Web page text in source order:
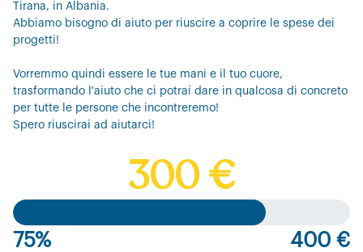
Tirana, in Albania.
Abbiamo bisogno di aiuto per riuscire a coprire le spese dei
progetti!
Vorremmo quindi essere le tue mani e il tuo cuore,
trasformando l'aiuto che ci potrai dare in qualcosa di concreto
per tutte le persone che incontreremo!
Spero riuscirai ad aiutarci!
300 €
75%
400 €